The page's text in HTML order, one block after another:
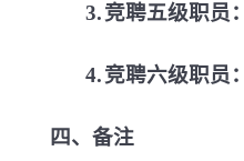
3.竞聘五级职员
4.竞聘六级职员
四、备注